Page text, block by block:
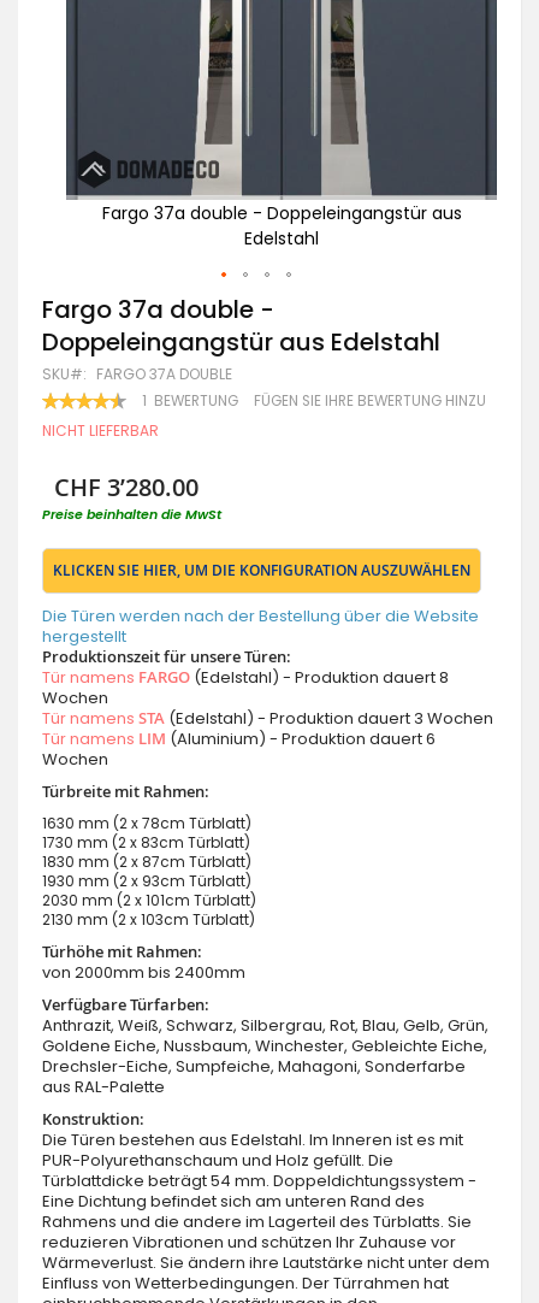
Fargo 37a double - Doppeleingangstür aus
Edelstahl
Zum
Anfang
der
Bildgalerie
springen
Fargo 37a double -
Doppeleingangstür aus Edelstahl
SKU FARGO 37A DOUBLE
BEWERTUNG: 1 BEWERTUNG FÜGEN SIE IHRE BEWERTUNG HINZU
NICHT LIEFERBAR
CHF 3’280.00
Preise beinhalten die MwSt
KLICKEN SIE HIER, UM DIE KONFIGURATION AUSZUWÄHLEN
Die Türen werden nach der Bestellung über die Website
hergestellt
Produktionszeit für unsere Türen:
Tür namens FARGO (Edelstahl) - Produktion dauert 8
Wochen
Tür namens STA (Edelstahl) - Produktion dauert 3 Wochen
Tür namens LIM (Aluminium) - Produktion dauert 6
Wochen
Türbreite mit Rahmen:
1630 mm (2 x 78cm Türblatt)
1730 mm (2 x 83cm Türblatt)
1830 mm (2 x 87cm Türblatt)
1930 mm (2 x 93cm Türblatt)
2030 mm (2 x 101cm Türblatt)
2130 mm (2 x 103cm Türblatt)
Türhöhe mit Rahmen:
von 2000mm bis 2400mm
Verfügbare Türfarben:
Anthrazit, Weiß, Schwarz, Silbergrau, Rot, Blau, Gelb, Grün,
Goldene Eiche, Nussbaum, Winchester, Gebleichte Eiche,
Drechsler-Eiche, Sumpfeiche, Mahagoni, Sonderfarbe
aus RAL-Palette
Konstruktion:
Die Türen bestehen aus Edelstahl. Im Inneren ist es mit
PUR-Polyurethanschaum und Holz gefüllt. Die
Türblattdicke beträgt 54 mm. Doppeldichtungssystem -
Eine Dichtung befindet sich am unteren Rand des
Rahmens und die andere im Lagerteil des Türblatts. Sie
reduzieren Vibrationen und schützen Ihr Zuhause vor
Wärmeverlust. Sie ändern ihre Lautstärke nicht unter dem
Einfluss von Wetterbedingungen. Der Türrahmen hat